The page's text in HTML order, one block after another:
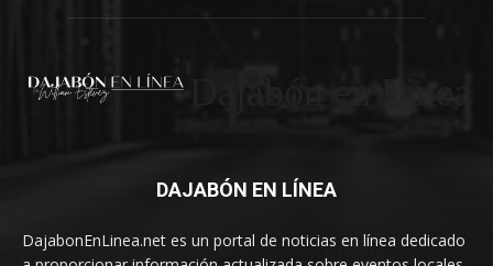
DAJABÓN EN LÍNEA
DajabonEnLinea.net es un portal de noticias en línea dedicado